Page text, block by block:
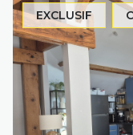
EXCLUSIF